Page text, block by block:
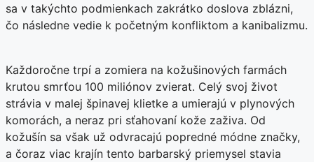
sa v takýchto podmienkach zakrátko doslova zblázni,
čo následne vedie k početným konfliktom a kanibalizmu.
Každoročne trpí a zomiera na kožušinových farmách
krutou smrťou 100 miliónov zvierat. Celý svoj život
strávia v malej špinavej klietke a umierajú v plynových
komorách, a neraz pri sťahovaní kože zaživa. Od
kožušín sa však už odvracajú popredné módne značky,
a čoraz viac krajín tento barbarský priemysel stavia